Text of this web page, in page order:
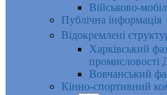
Військово-
Публічна інформація
Відокремлені
Харківський
Вовчанський
Кінно-спортивний